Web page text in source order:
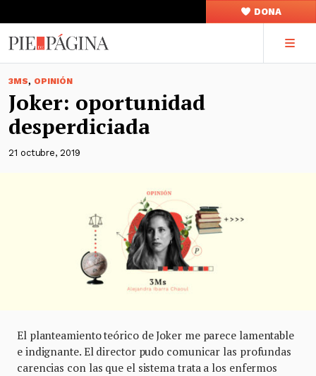
DONA
3MS, OPINIÓN
Joker: oportunidad
desperdiciada
21 octubre, 2019
El planteamiento teórico de Joker me parece lamentable
e indignante. El director pudo comunicar las profundas
carencias con las que el sistema trata a los enfermos